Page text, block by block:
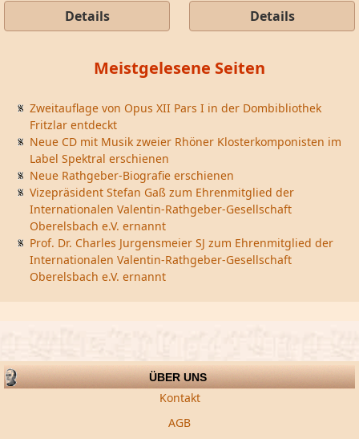
Details Details
Meistgelesene Seiten
Zweitauflage von Opus XII Pars I in der Dombibliothek
Fritzlar entdeckt
Neue CD mit Musik zweier Rhöner Klosterkomponisten im
Label Spektral erschienen
Neue Rathgeber-Biografie erschienen
Vizepräsident Stefan Gaß zum Ehrenmitglied der
Internationalen Valentin-Rathgeber-Gesellschaft
Oberelsbach e.V. ernannt
Prof. Dr. Charles Jurgensmeier SJ zum Ehrenmitglied der
Internationalen Valentin-Rathgeber-Gesellschaft
Oberelsbach e.V. ernannt
ÜBER UNS
Kontakt
AGB